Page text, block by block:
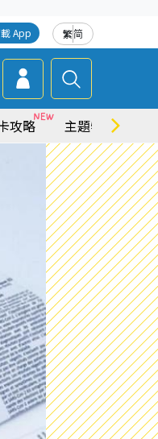
繁简
App
攻略 主題特集